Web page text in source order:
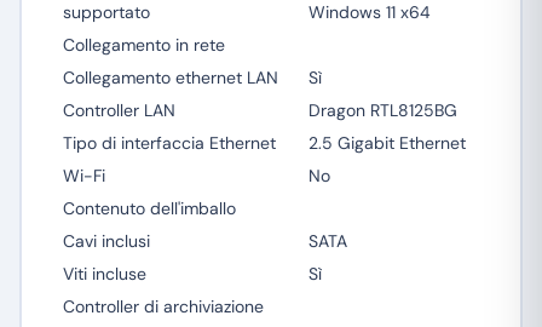
supportato
Windows 11 x64
Collegamento in rete
Collegamento ethernet LAN
Sì
Controller LAN
Dragon RTL8125BG
Tipo di interfaccia Ethernet
2.5 Gigabit Ethernet
Wi-Fi
No
Contenuto dell'imballo
Cavi inclusi
SATA
Viti incluse
Sì
Controller di archiviazione